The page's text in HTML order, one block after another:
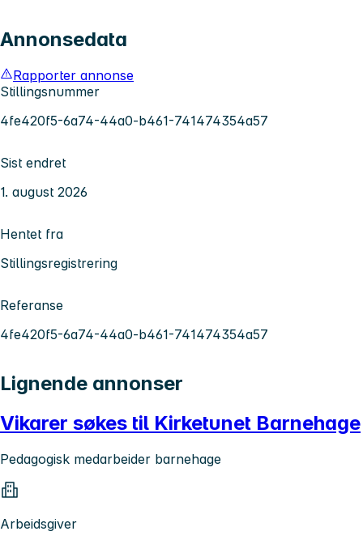
Annonsedata
Rapporter annonse
Stillingsnummer
4fe420f5-6a74-44a0-b461-741474354a57
Sist endret
1. august 2026
Hentet fra
Stillingsregistrering
Referanse
4fe420f5-6a74-44a0-b461-741474354a57
Lignende annonser
Vikarer søkes til Kirketunet Barnehage
Pedagogisk medarbeider barnehage
Arbeidsgiver